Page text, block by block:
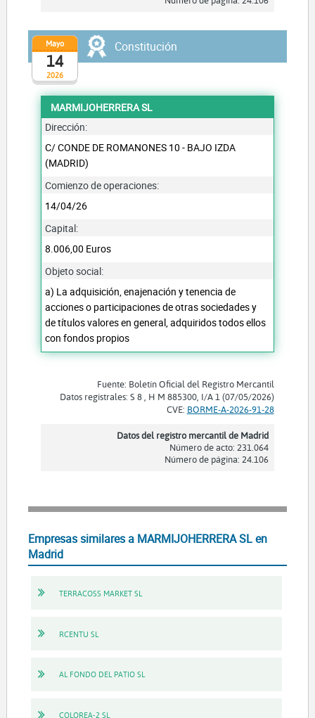
2026
Mayo
14
Constitución
MARMIJOHERRERA SL
Dirección:
C/ CONDE DE ROMANONES 10 - BAJO IZDA
(MADRID)
Comienzo de operaciones:
14/04/26
Capital:
8.006,00 Euros
Objeto social:
a) La adquisición, enajenación y tenencia de
acciones o participaciones de otras sociedades y
de títulos valores en general, adquiridos todos ellos
con fondos propios
Fuente: Boletín Oficial del Registro Mercantil
Datos registrales: S 8 , H M 885300, I/A 1 (07/05/2026)
CVE: BORME-A-2026-91-28
Datos del registro mercantil de Madrid
Número de acto: 231.064
Número de página: 24.106
Empresas similares a MARMIJOHERRERA SL en
Madrid
TERRACOSS MARKET SL
RCENTU SL
AL FONDO DEL PATIO SL
COLOREA-2 SL